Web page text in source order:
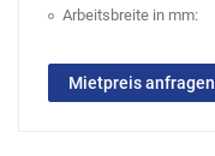
Arbeitsbreite in mm:
Mietpreis anfragen